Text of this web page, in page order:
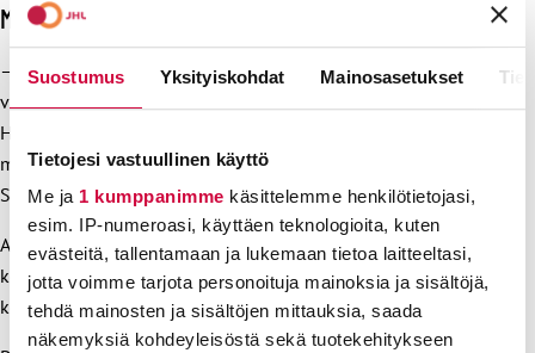
Suostumus Yksityiskohdat Mainosasetukset
Tietojesi vastuullinen käyttö
Me ja 1 kumppanimme käsittelemme henkilötietojasi,
esim. IP-numeroasi, käyttäen teknologioita, kuten
evästeitä, tallentamaan ja lukemaan tietoa laitteeltasi,
jotta voimme tarjota personoituja mainoksia ja sisältöjä,
tehdä mainosten ja sisältöjen mittauksia, saada
näkemyksiä kohdeyleisöstä sekä tuotekehitykseen
Mitä vastauksilla tehdään?
– Tutkimuksesta esiin nousevia kokemuksia ja tuloksia
viemme eteenpäin aina ylimmälle päättäjätasolle asti.
Haluamme olla vahvasti vaikuttamassa hallituksen ja
ministeriöiden toimiin tässä huipputärkeässä asiassa,
Seppälä kertoo.
Aiheesta riittää varmasti pureksittavaa myös julkiseen
keskusteluun. JHL uutisoi kyselyn tuloksista eri kanavissaan
keväällä 2024.